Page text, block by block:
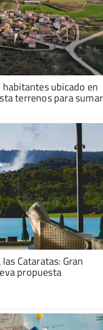
ubicado en
terrenos para sumar
Cataratas: Gran
propuesta